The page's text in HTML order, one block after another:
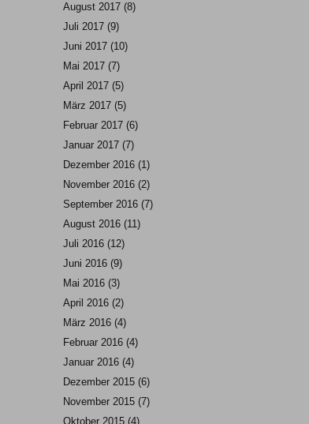
August 2017 (8)
Juli 2017 (9)
Juni 2017 (10)
Mai 2017 (7)
April 2017 (5)
März 2017 (5)
Februar 2017 (6)
Januar 2017 (7)
Dezember 2016 (1)
November 2016 (2)
September 2016 (7)
August 2016 (11)
Juli 2016 (12)
Juni 2016 (9)
Mai 2016 (3)
April 2016 (2)
März 2016 (4)
Februar 2016 (4)
Januar 2016 (4)
Dezember 2015 (6)
November 2015 (7)
Oktober 2015 (4)